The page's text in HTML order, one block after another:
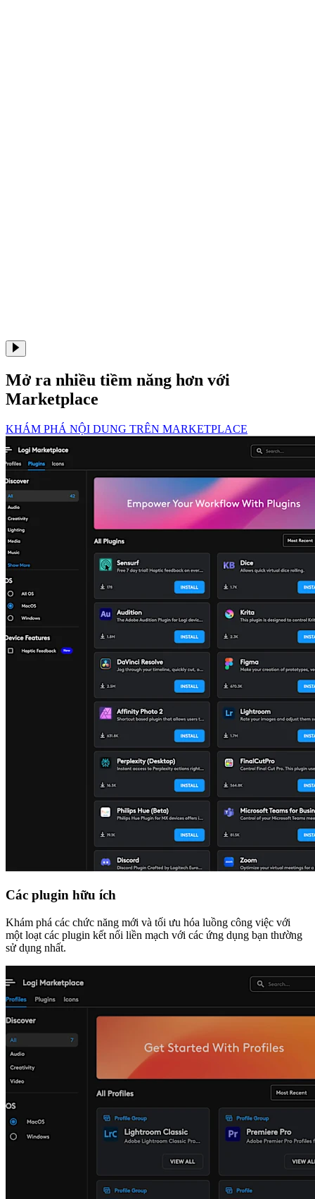
Mở ra nhiều tiềm năng hơn với
Marketplace
KHÁM PHÁ NỘI DUNG TRÊN MARKETPLACE
Các plugin hữu ích
Khám phá các chức năng mới và tối ưu hóa luồng công việc với
một loạt các plugin kết nối liền mạch với các ứng dụng bạn thường
sử dụng nhất.